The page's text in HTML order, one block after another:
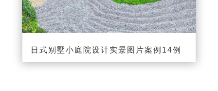
日式别墅小庭院设计实景图片案例14例